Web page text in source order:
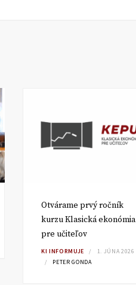
Otvárame prvý ročník
kurzu Klasická ekonómia
pre učiteľov
KI INFORMUJE
1. JÚNA 2026
PETER GONDA